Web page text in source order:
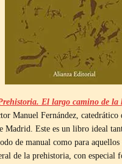
El largo camino de la
Manuel Fernández, catedrático
Madrid. Este es un libro ideal
de manual como para
de la prehistoria, con especial